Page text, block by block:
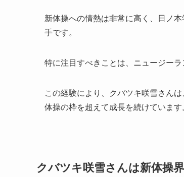
新体操への情熱は非常に高く、日ノ
手です。
特に注目すべきことは、 ニュージー
この経験により、クバツキ咲雪さん
体操の枠を超えて成長を続けています
クバツキ咲雪さんは新体操界